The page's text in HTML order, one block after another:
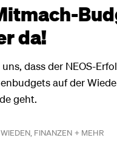
da!
dass der NEOS-
auf der
geht.
WIEDEN FINANZEN + MEHR